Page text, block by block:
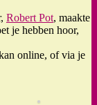
Robert Pot, maakte
je hebben hoor,
online, of via je